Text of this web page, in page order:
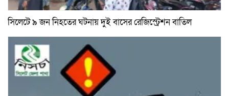
সিলেটে ৯ জন নিহতের ঘটনায় দুই বাসের রেজিস্ট্রেশন বাতিল